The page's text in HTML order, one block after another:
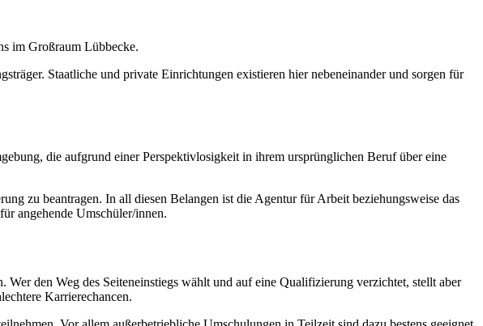
im Großraum Lübbecke.
Staatliche und private Einrichtungen existieren hier nebeneinander und sorgen für
die aufgrund einer Perspektivlosigkeit in ihrem ursprünglichen Beruf über eine
zu beantragen. In all diesen Belangen ist die Agentur für Arbeit beziehungsweise das
angehende Umschüler/innen.
den Weg des Seiteneinstiegs wählt und auf eine Qualifizierung verzichtet, stellt aber
Karrierechancen.